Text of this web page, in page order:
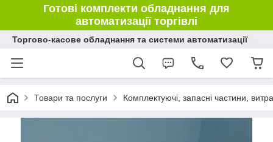
Готові комплекти обладнання для
автоматизації торгівлі
Торгово-касове обладнання та системи автоматизації
Товари та послуги Комплектуючі, запасні частини,